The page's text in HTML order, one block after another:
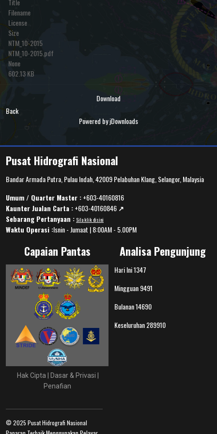
Title
Filename
License
Size
NTM_10-2015
NTM_10-2015.pdf
None
602.13 KB
Download
Back
Powered by jDownloads
Pusat Hidrografi Nasional
Bandar Armada Putra, Pulau Indah, 42009 Pelabuhan Klang, Selangor, Malaysia
Umum / Quarter Master :+603-40160816
Kaunter Jualan Carta :+603-40160846 ↗️
Sebarang Pertanyaan : Sila klik disini
Waktu Operasi :Isnin - Jumaat | 8:00AM - 5.00PM
Capaian Pantas
Hak Cipta | Dasar & Privasi |
Penafian
Analisa Pengunjung
Hari Ini1347
Mingguan9491
Bulanan14690
Keseluruhan289910
© 2025 Pusat Hidrografi Nasional